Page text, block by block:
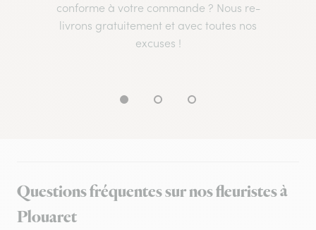
conforme à votre commande ? Nous re-
livrons gratuitement et avec toutes nos
excuses !
Questions fréquentes sur nos fleuristes à
Plouaret